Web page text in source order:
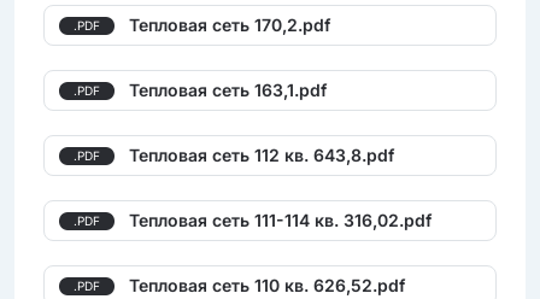
.PDF Тепловая сеть 170,2.pdf
.PDF Тепловая сеть 163,1.pdf
.PDF Тепловая сеть 112 кв. 643,8.pdf
.PDF Тепловая сеть 111-114 кв. 316,02.pdf
.PDF Тепловая сеть 110 кв. 626,52.pdf